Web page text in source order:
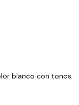
blanco con tonos